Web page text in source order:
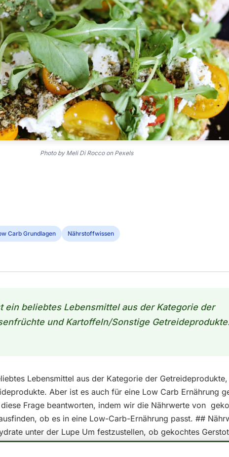
Photo by Meli Di Rocco on Pexels
Carb Grundlagen Nährstoffwissen
ein beliebtes Lebensmittel aus der Kategorie der
und Kartoffeln/Sonstige
Lebensmittel aus der Kategorie der
Aber ist es auch für eine Low Carb Ernährung
Frage beantworten, indem wir die Nährwerte von
ob es in eine Low-Carb-Ernährung passt. ##
unter der Lupe Um festzustellen, ob gekochtes
wir uns zunächst die Nährwerte pro 100g essbarer